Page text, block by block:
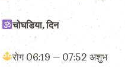
चोघडिया, दिन
रोग 06:19 – 07:52 अशुभ